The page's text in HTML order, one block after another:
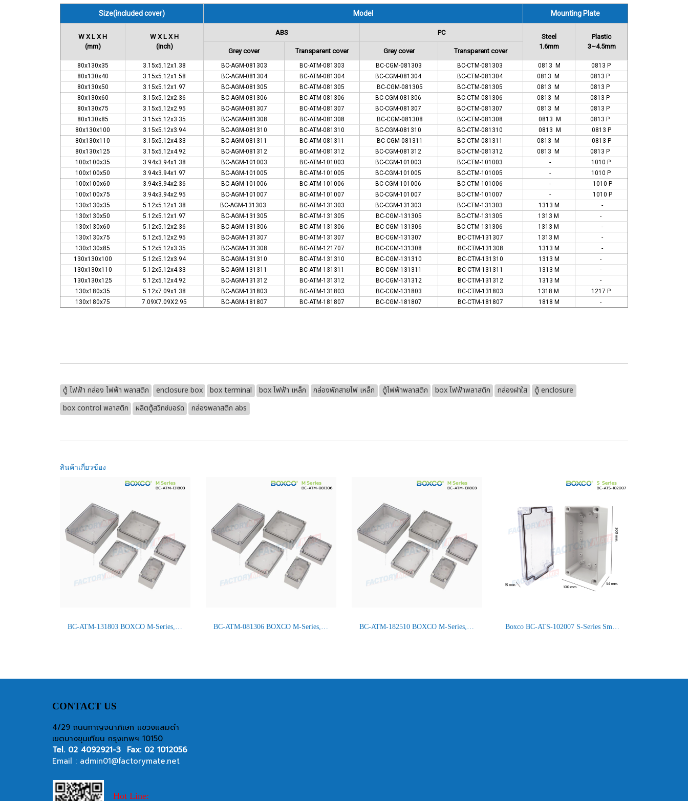
Size(included cover) Model Mounting Plate
W X L X H
(mm)
W X L X H
(inch)
ABS PC
Steel
1.6mm
Plastic
3~4.5mm
Grey cover Transparent cover Grey cover Transparent cover
80x130x35 3.15x5.12x1.38 BC-AGM-081303 BC-ATM-081303 BC-CGM-081303 BC-CTM-081303 0813 M
0813 P
80x130x40
3.15x5.12x1.58 BC-AGM-081304 BC-ATM-081304 BC-CGM-081304 BC-CTM-081304 0813 M
0813 P
80x130x50
3.15x5.12x1.97 BC-AGM-081305 BC-ATM-081305 BC-CGM-081305 BC-CTM-081305 0813 M
0813 P
80x130x60
3.15x5.12x2.36 BC-AGM-081306 BC-ATM-081306 BC-CGM-081306 BC-CTM-081306 0813 M
0813 P
80x130x75
3.15x5.12x2.95 BC-AGM-081307 BC-ATM-081307 BC-CGM-081307 BC-CTM-081307 0813 M
0813 P
80x130x85
3.15x5.12x3.35 BC-AGM-081308 BC-ATM-081308 BC-CGM-081308 BC-CTM-081308 0813 M
0813 P
80x130x100
3.15x5.12x3.94 BC-AGM-081310 BC-ATM-081310 BC-CGM-081310 BC-CTM-081310 0813 M
0813 P
80x130x110
3.15x5.12x4.33 BC-AGM-081311 BC-ATM-081311 BC-CGM-081311 BC-CTM-081311 0813 M
0813 P
80x130x125
3.15x5.12x4.92 BC-AGM-081312 BC-ATM-081312 BC-CGM-081312 BC-CTM-081312 0813 M
0813 P
100x100x35
3.94x3.94x1.38 BC-AGM-101003 BC-ATM-101003 BC-CGM-101003 BC-CTM-101003 -
1010 P
100x100x50
3.94x3.94x1.97 BC-AGM-101005 BC-ATM-101005 BC-CGM-101005 BC-CTM-101005 -
1010 P
100x100x60
3.94x3.94x2.36 BC-AGM-101006 BC-ATM-101006 BC-CGM-101006 BC-CTM-101006 -
1010 P
100x100x75
3.94x3.94x2.95 BC-AGM-101007 BC-ATM-101007 BC-CGM-101007 BC-CTM-101007 -
1010 P
130x130x35
5.12x5.12x1.38 BC-AGM-131303 BC-ATM-131303 BC-CGM-131303 BC-CTM-131303 1313 M
-
130x130x50
5.12x5.12x1.97 BC-AGM-131305 BC-ATM-131305 BC-CGM-131305 BC-CTM-131305 1313 M
-
130x130x60
5.12x5.12x2.36 BC-AGM-131306 BC-ATM-131306 BC-CGM-131306 BC-CTM-131306 1313 M
-
130x130x75
5.12x5.12x2.95 BC-AGM-131307 BC-ATM-131307 BC-CGM-131307 BC-CTM-131307 1313 M
-
130x130x85
5.12x5.12x3.35 BC-AGM-131308 BC-ATM-121707 BC-CGM-131308 BC-CTM-131308 1313 M
-
130x130x100
5.12x5.12x3.94 BC-AGM-131310 BC-ATM-131310 BC-CGM-131310 BC-CTM-131310 1313 M
-
130x130x110
5.12x5.12x4.33 BC-AGM-131311 BC-ATM-131311 BC-CGM-131311 BC-CTM-131311 1313 M
-
130x130x125
5.12x5.12x4.92 BC-AGM-131312 BC-ATM-131312 BC-CGM-131312 BC-CTM-131312 1313 M
-
130x180x35
5.12x7.09x1.38 BC-AGM-131803 BC-ATM-131803 BC-CGM-131803 BC-CTM-131803 1318 M
1217 P
130x180x75
7.09X7.09X2.95 BC-AGM-181807 BC-ATM-181807 BC-CGM-181807 BC-CTM-181807 1818 M -
ตู้ ไฟฟ้า กล่อง ไฟฟ้า พลาสติก enclosure box box terminal box ไฟฟ้า เหล็ก กล่องพักสายไฟ เหล็ก ตู้ไฟฟ้าพลาสติก box ไฟฟ้าพลาสติก กล่องฝาใส
ตู้ enclosure
box control พลาสติก
ผลิตตู้สวิทซ์บอร์ด กล่องพลาสติก abs
สินค้าเกี่ยวข้อง
BC-ATM-131803 BOXCO M-Series, Screw Type, IP66/67 BC-ATM-081306 BOXCO M-Series, Screw Type, IP66/67 BC-ATM-182510 BOXCO M-Series, Screw Type, IP66/67 Boxco BC-ATS-102007 S-Series Small Size, Transparent Cover, Screw Type IP66/67
CONTACT US
4/29 ถนนกาญจนาภิเษก แขวงแสมดำ
เขตบางขุนเทียน กรุงเทพฯ 10150
Tel. 02 4092921-3 Fax: 02 1012056
Email : admin01@factorymate.net
Hot Line: